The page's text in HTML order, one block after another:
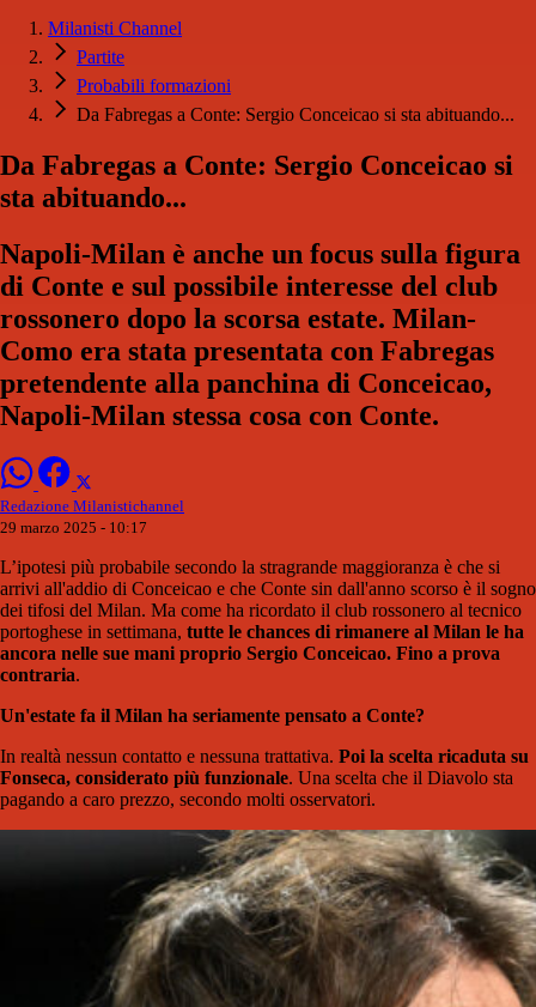
Milanisti Channel
Partite
Probabili formazioni
Da Fabregas a Conte: Sergio Conceicao si sta abituando...
Da Fabregas a Conte: Sergio Conceicao si
sta abituando...
Napoli-Milan è anche un focus sulla figura
di Conte e sul possibile interesse del club
rossonero dopo la scorsa estate. Milan-
Como era stata presentata con Fabregas
pretendente alla panchina di Conceicao,
Napoli-Milan stessa cosa con Conte.
Redazione Milanistichannel
29 marzo 2025 - 10:17
L’ipotesi più probabile secondo la stragrande maggioranza è che si
arrivi all'addio di Conceicao e che Conte sin dall'anno scorso è il sogno
dei tifosi del Milan. Ma come ha ricordato il club rossonero al tecnico
portoghese in settimana, tutte le chances di rimanere al Milan le ha
ancora nelle sue mani proprio Sergio Conceicao. Fino a prova
contraria.
Un'estate fa il Milan ha seriamente pensato a Conte?
In realtà nessun contatto e nessuna trattativa. Poi la scelta ricaduta su
Fonseca, considerato più funzionale. Una scelta che il Diavolo sta
pagando a caro prezzo, secondo molti osservatori.